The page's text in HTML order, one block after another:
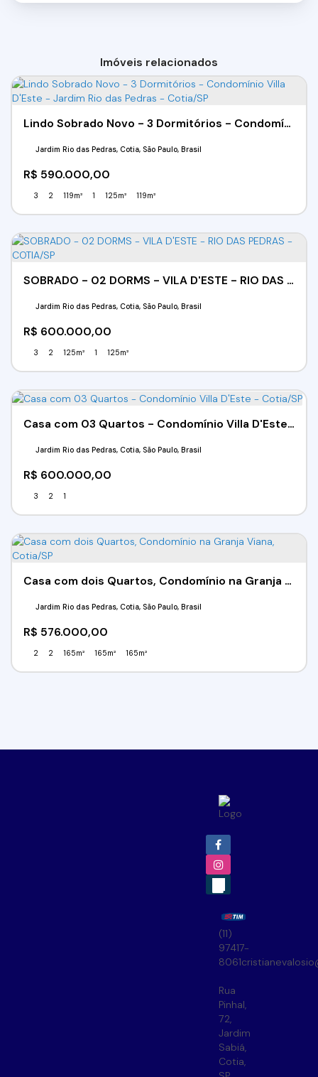
Imóveis relacionados
Lindo Sobrado Novo - 3 Dormitórios - Condomínio Villa D'Este - Jardim Rio das Pedras - Cotia/SP
R$ 590.000,00
Jardim Rio das Pedras, Cotia, São Paulo, Brasil
3 2 119m² 1 125m² 119m²
SOBRADO - 02 DORMS - VILA D'ESTE - RIO DAS PEDRAS - COTIA/SP
R$ 600.000,00
Jardim Rio das Pedras, Cotia, São Paulo, Brasil
3 2 125m² 1 125m²
Casa com 03 Quartos - Condomínio Villa D'Este - Cotia/SP
R$ 600.000,00
Jardim Rio das Pedras, Cotia, São Paulo, Brasil
3 2 1
Casa com dois Quartos, Condomínio na Granja Viana, Cotia/SP
R$ 576.000,00
Jardim Rio das Pedras, Cotia, São Paulo, Brasil
2 2 165m² 165m² 165m²
(11)
97417-
8061
Rua
Pinhal,
72,
Jardim
Sabiá,
Cotia,